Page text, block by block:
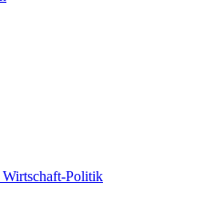
Wirtschaft-Politik